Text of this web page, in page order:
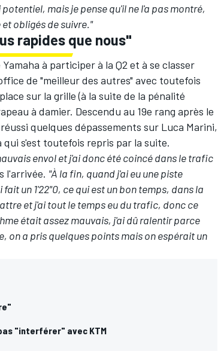
mais je pense qu'il ne l'a pas montré,
obligés de suivre."
rapides que nous"
à participer à la Q2 et à se classer
de "meilleur des autres" avec toutefois
sur la grille (à la suite de la pénalité
à damier. Descendu au 19e rang après le
quelques dépassements sur Luca Marini,
qui s'est toutefois repris par la suite.
envol et j'ai donc été coincé dans le trafic
l'arrivée. "À la fin, quand j'ai eu une piste
un 1'22"0, ce qui est un bon temps, dans la
et j'ai tout le temps eu du trafic, donc ce
était assez mauvais, j'ai dû ralentir parce
on a pris quelques points mais on espérait un
"interférer" avec KTM